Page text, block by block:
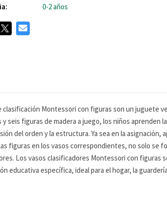
0-2 años
Montessori con figuras son un juguete
seis figuras de madera a juego, los niños
del orden y la estructura. Ya sea en la
figuras en los vasos correspondientes, no solo se
Los vasos clasificadores Montessori con figuras
educativa específica, ideal para el hogar, la